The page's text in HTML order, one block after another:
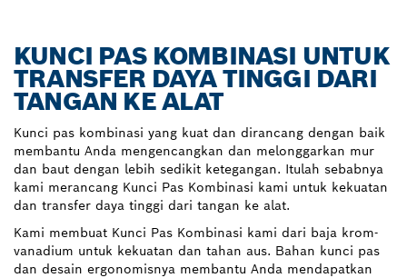
KUNCI PAS KOMBINASI UNTUK
TRANSFER DAYA TINGGI DARI
TANGAN KE ALAT
Kunci pas kombinasi yang kuat dan dirancang dengan baik
membantu Anda mengencangkan dan melonggarkan mur
dan baut dengan lebih sedikit ketegangan. Itulah sebabnya
kami merancang Kunci Pas Kombinasi kami untuk kekuatan
dan transfer daya tinggi dari tangan ke alat.
Kami membuat Kunci Pas Kombinasi kami dari baja krom-
vanadium untuk kekuatan dan tahan aus. Bahan kunci pas
dan desain ergonomisnya membantu Anda mendapatkan